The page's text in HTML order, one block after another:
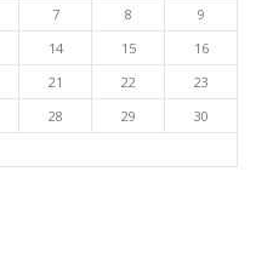
7 8
9
14 15
16
21 22
23
28 29
30